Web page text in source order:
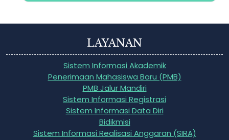
LAYANAN
Sistem Informasi Akademik
Penerimaan Mahasiswa Baru (PMB)
PMB Jalur Mandiri
Sistem Informasi Registrasi
Sistem Informasi Data Diri
Bidikmisi
Sistem Informasi Realisasi Anggaran (SIRA)